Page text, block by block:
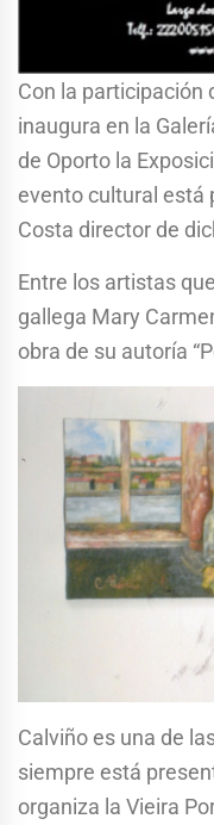
Con la participación
inaugura en la
de Oporto la
evento cultural está
Costa director de
Entre los artistas
gallega Mary
obra de su autoría
Calviño es una de
siempre está
organiza la Vieira